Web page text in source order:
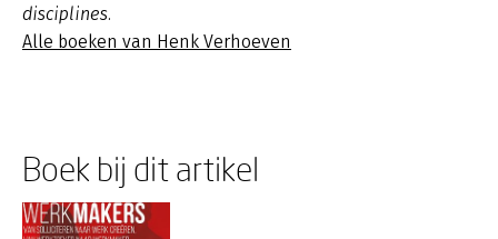
disciplines.
Alle boeken van Henk Verhoeven
Boek bij dit artikel